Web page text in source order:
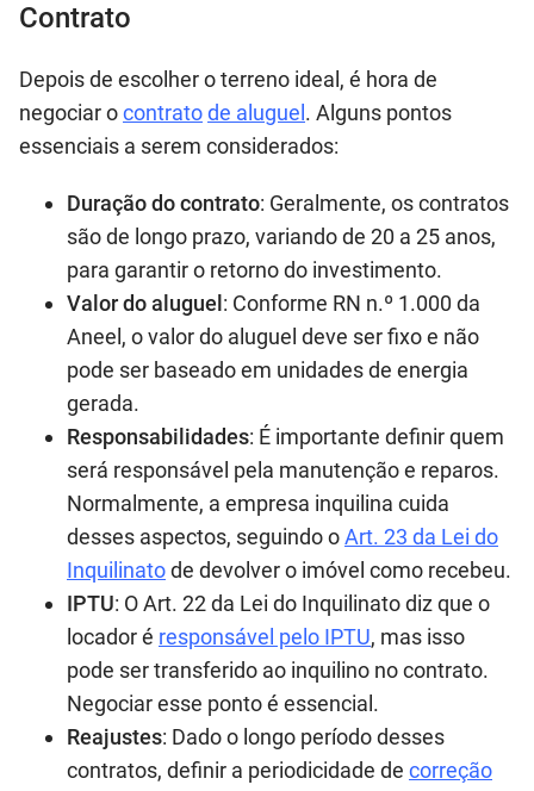
Contrato
Depois de escolher o terreno ideal, é hora de
negociar ocontratode aluguel . Alguns pontos
essenciais a serem considerados:
Duração do contrato: Geralmente, os contratos
são de longo prazo, variando de 20 a 25 anos,
para garantir o retorno do investimento.
Valor do aluguel : Conforme RN n.º 1.000 da
Aneel, o valor do aluguel deve ser fixo e não
pode ser baseado em unidades de energia
gerada.
Responsabilidades: É importante definir quem
será responsável pela manutenção e reparos.
Normalmente, a empresa inquilina cuida
desses aspectos, seguindo oArt. 23 da Lei do
Inquilinatode devolver o imóvel como recebeu.
IPTU: O Art. 22 da Lei do Inquilinato diz que o
locador é responsável pelo IPTU, mas isso
pode ser transferido ao inquilino no contrato.
Negociar esse ponto é essencial.
Reajustes: Dado o longo período desses
contratos, definir a periodicidade de correção